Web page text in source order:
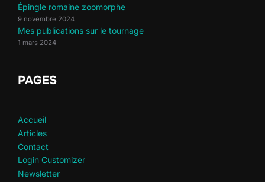
Épingle romaine zoomorphe
9 novembre 2024
Mes publications sur le tournage
1 mars 2024
PAGES
Accueil
Articles
Contact
Login Customizer
Newsletter